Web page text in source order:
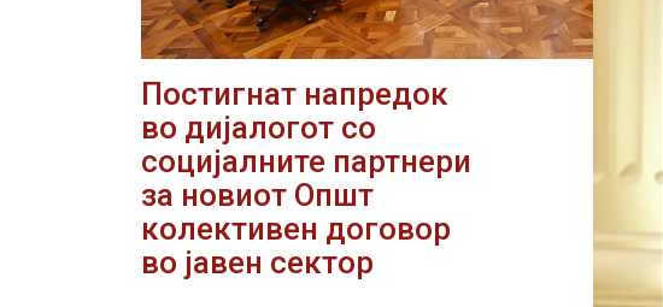
Постигнат напредок
во дијалогот со
социјалните партнери
за новиот Општ
колективен договор
во јавен сектор